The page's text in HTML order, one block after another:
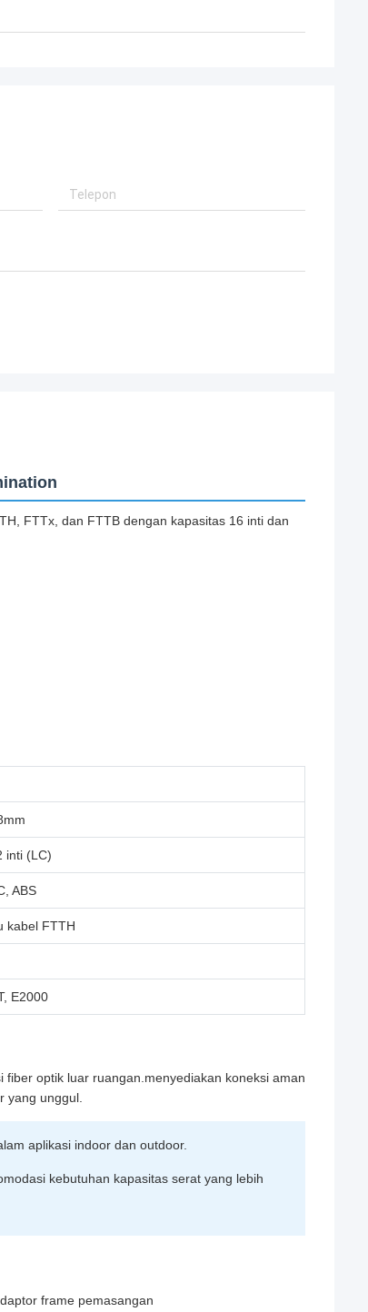
FTTx, dan FTTB dengan kapasitas 16 inti dan
inti (LC)
ABS
kabel FTTH
E2000
optik luar ruangan.menyediakan koneksi aman
yang unggul.
aplikasi indoor dan outdoor.
kebutuhan kapasitas serat yang lebih
frame pemasangan